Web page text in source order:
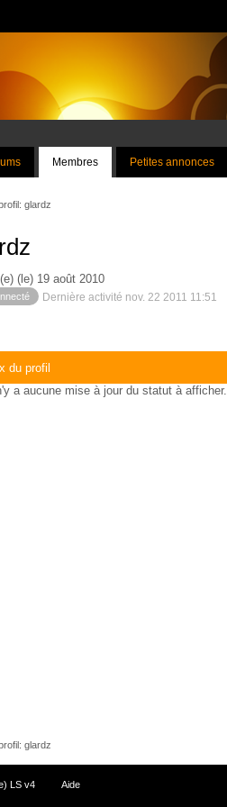
Membres Petites annonces
glardz
(le) 19 août 2010
Dernière activité nov. 22 2011 11:51
du profil
a aucune mise à jour du statut à afficher.
glardz
LS v4 Aide